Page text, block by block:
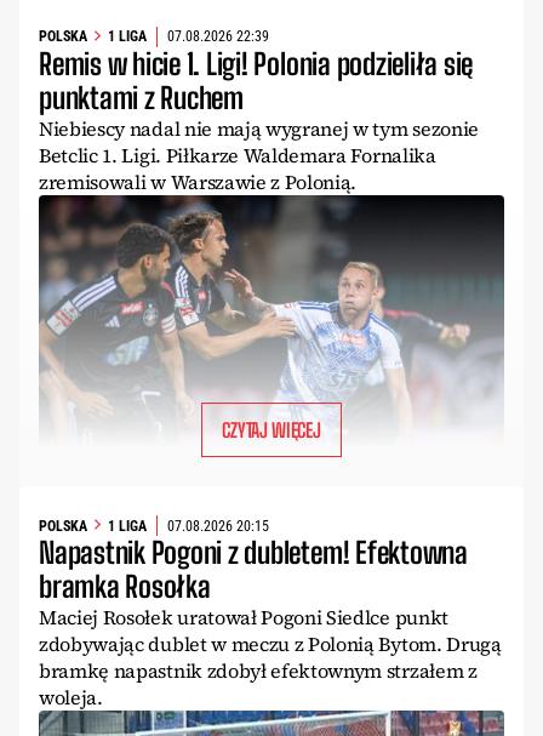
POLSKA 1 LIGA 07.08.2026 22:39
Remis w hicie 1. Ligi! Polonia podzieliła się
punktami z Ruchem
Niebiescy nadal nie mają wygranej w tym sezonie
Betclic 1. Ligi. Piłkarze Waldemara Fornalika
zremisowali w Warszawie z Polonią.
CZYTAJ WIĘCEJ
POLSKA 1 LIGA 07.08.2026 20:15
Napastnik Pogoni z dubletem! Efektowna
bramka Rosołka
Maciej Rosołek uratował Pogoni Siedlce punkt
zdobywając dublet w meczu z Polonią Bytom. Drugą
bramkę napastnik zdobył efektownym strzałem z
woleja.